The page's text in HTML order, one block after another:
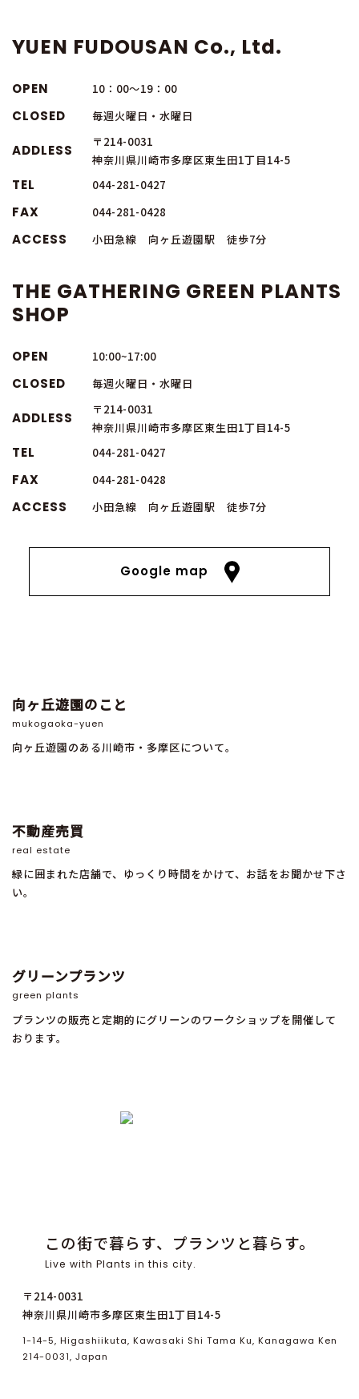
YUEN FUDOUSAN Co., Ltd.
OPEN 10：00～19：00
CLOSED 毎週火曜日・水曜日
ADDLESS
〒214-0031
神奈川県川崎市多摩区東生田1丁目14-5
TEL 044-281-0427
FAX 044-281-0428
ACCESS 小田急線 向ヶ丘遊園駅 徒歩7分
THE GATHERING GREEN PLANTS
SHOP
OPEN 10:00~17:00
CLOSED 毎週火曜日・水曜日
ADDLESS
〒214-0031
神奈川県川崎市多摩区東生田1丁目14-5
TEL 044-281-0427
FAX 044-281-0428
ACCESS 小田急線 向ヶ丘遊園駅 徒歩7分
Google map
向ヶ丘遊園のこと
mukogaoka-yuen
向ヶ丘遊園のある川崎市・多摩区について。
不動産売買
real estate
緑に囲まれた店舗で、ゆっくり時間をかけて、お話をお聞かせ下さ
い。
グリーンプランツ
green plants
プランツの販売と定期的にグリーンのワークショップを開催して
おります。
この街で暮らす、プランツと暮らす。
Live with Plants in this city.
〒214-0031
神奈川県川崎市多摩区東生田1丁目14-5
1-14-5, Higashiikuta, Kawasaki Shi Tama Ku, Kanagawa Ken
214-0031, Japan